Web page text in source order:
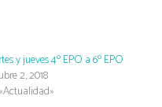
y jueves 4º EPO a 6º EPO
2, 2018